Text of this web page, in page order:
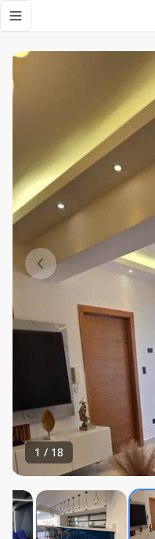
Toggle navigation menu
1 / 18
apartamento amueblado